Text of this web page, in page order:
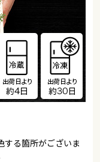
る箇所がございま